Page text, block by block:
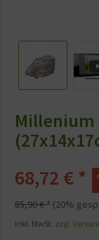
Millenium
68,72 € *
85,90 € * (20%
inkl. MwSt. zzgl.